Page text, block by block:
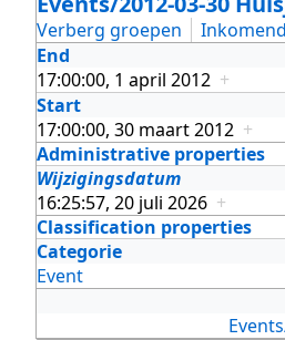
Verberg groepen
End
17:00:00, 1 april 2012 +
Start
17:00:00, 30 maart 2012 +
Administrative properties
Wijzigingsdatum
16:25:57, 20 juli 2026 +
Classification properties
Categorie
Event